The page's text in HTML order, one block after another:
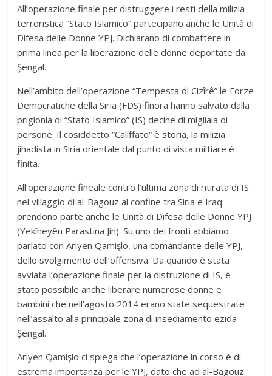
All’operazione finale per distruggere i resti della milizia
terroristica “Stato Islamico” partecipano anche le Unità di
Difesa delle Donne YPJ. Dichiarano di combattere in
prima linea per la liberazione delle donne deportate da
Şengal.
Nell’ambito dell’operazione “Tempesta di Cizîrê” le Forze
Democratiche della Siria (FDS) finora hanno salvato dalla
prigionia di “Stato Islamico” (IS) decine di migliaia di
persone. Il cosiddetto “Califfato“ è storia, la milizia
jihadista in Siria orientale dal punto di vista miltiare è
finita.
All’operazione fineale contro l’ultima zona di ritirata di IS
nel villaggio di al-Bagouz al confine tra Siria e Iraq
prendono parte anche le Unità di Difesa delle Donne YPJ
(Yekîneyên Parastina Jin). Su uno dei fronti abbiamo
parlato con Ariyen Qamişlo, una comandante delle YPJ,
dello svolgimento dell’offensiva. Da quando è stata
avviata l’operazione finale per la distruzione di IS, è
stato possibile anche liberare numerose donne e
bambini che nell’agosto 2014 erano state sequestrate
nell’assalto alla principale zona di insediamento ezida
Şengal.
Ariyen Qamişlo ci spiega che l’operazione in corso è di
estrema importanza per le YPJ, dato che ad al-Bagouz